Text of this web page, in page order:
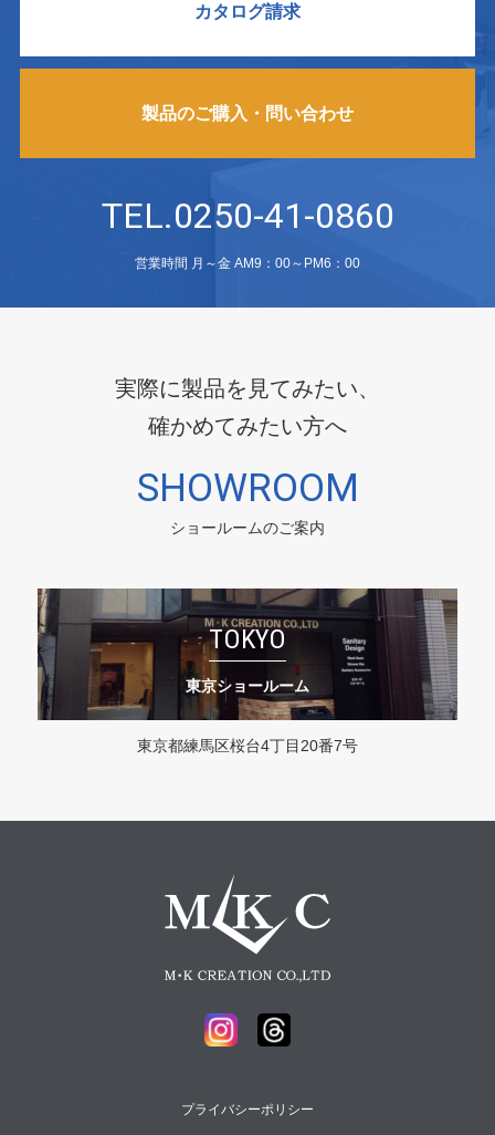
カタログ請求
製品のご購入・問い合わせ
TEL.0250-41-0860
営業時間 月～金 AM9：00～PM6：00
実際に製品を見てみたい、
確かめてみたい方へ
SHOWROOM
ショールームのご案内
TOKYO
東京ショールーム
東京都練馬区桜台4丁目20番7号
プライバシーポリシー